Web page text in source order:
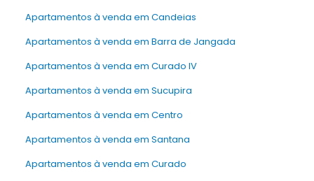
Apartamentos à venda em Candeias
Apartamentos à venda em Barra de Jangada
Apartamentos à venda em Curado IV
Apartamentos à venda em Sucupira
Apartamentos à venda em Centro
Apartamentos à venda em Santana
Apartamentos à venda em Curado